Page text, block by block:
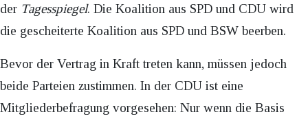
der Tagesspiegel. Die Koalition aus SPD und CDU wird
die gescheiterte Koalition aus SPD und BSW beerben.
Bevor der Vertrag in Kraft treten kann, müssen jedoch
beide Parteien zustimmen. In der CDU ist eine
Mitgliederbefragung vorgesehen: Nur wenn die Basis